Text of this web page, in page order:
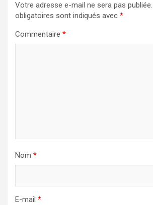
Votre adresse e-mail ne sera pas publiée.
obligatoires sont indiqués avec *
Commentaire *
Nom *
E-mail *